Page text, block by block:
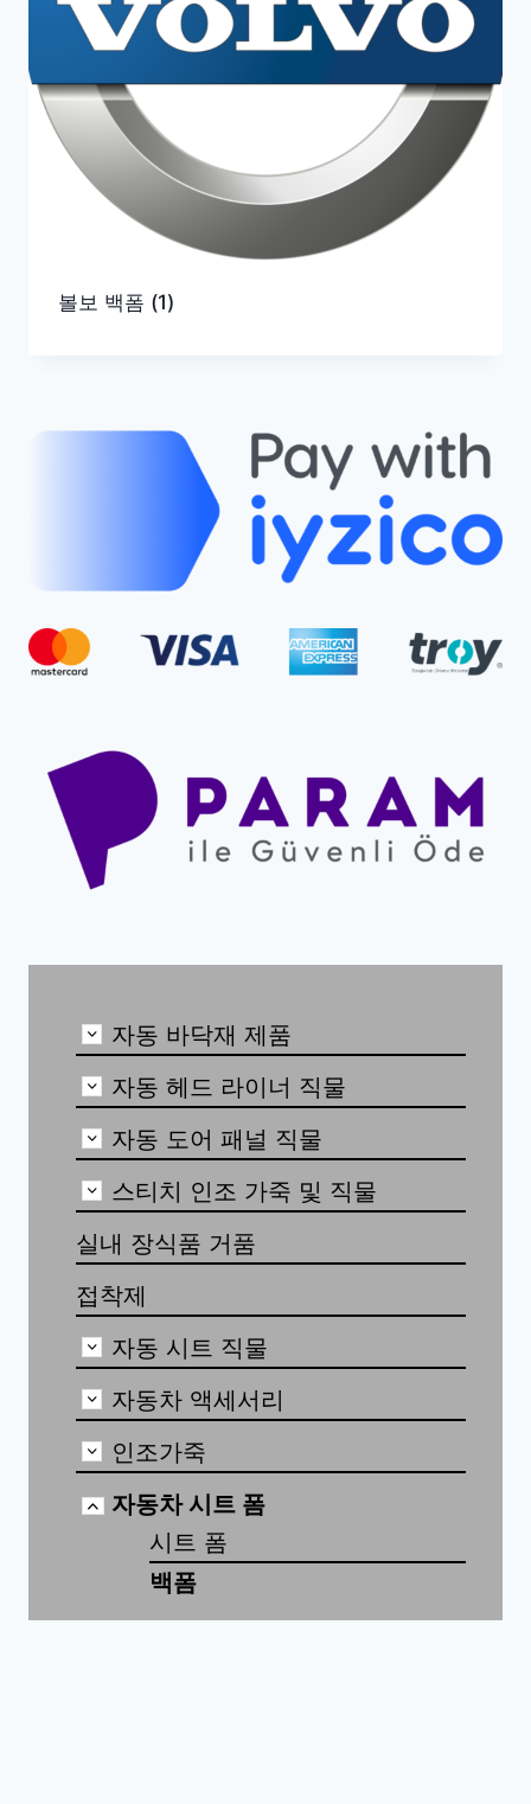
볼보 백폼 (1)
자동 바닥재 제품
자동 헤드 라이너 직물
자동 도어 패널 직물
스티치 인조 가죽 및 직물
실내 장식품 거품
접착제
자동 시트 직물
자동차 액세서리
인조가죽
자동차 시트 폼
시트 폼
백폼